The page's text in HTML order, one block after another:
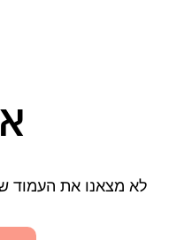
לא מצאנו את העמוד